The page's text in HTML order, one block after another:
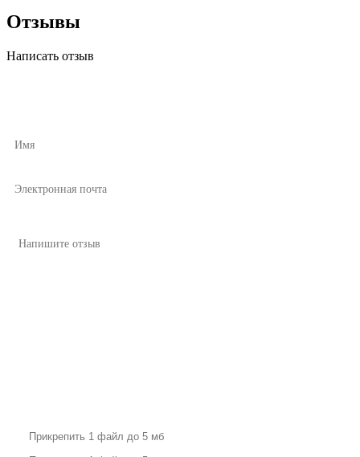
Отзывы
Написать отзыв